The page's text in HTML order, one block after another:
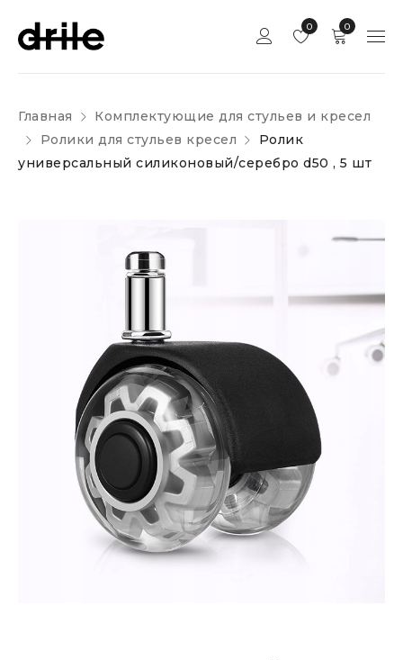
0
0
Главная
Комплектующие для стульев и кресел
Ролики для стульев кресел
Ролик
универсальный силиконовый/серебро d50 , 5 шт